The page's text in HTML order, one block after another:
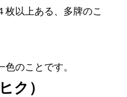
以上ある、多牌のこ
のことです。
ク）